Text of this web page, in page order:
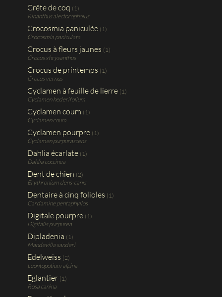
Crête de coq (1)
Rinanthus alectoropholus
Crocosmia paniculée (1)
Crocosmia paniculata
Crocus à fleurs jaunes (1)
Crocus xhrysanthus
Crocus de printemps (1)
Crocus vernus
Cyclamen à feuille de lierre (1)
Cyclamen hederifolium
Cyclamen coum (1)
Cyclamen coum
Cyclamen pourpre (1)
Cyclamen purpurascens
Dahlia écarlate (1)
Dahlia coccinea
Dent de chien (2)
Erythronium dens-canis
Dentaire à cinq folioles (1)
Cardamine pentaphyllos
Digitale pourpre (1)
Digitalis purpurea
Dipladenia (1)
Mandevilla sanderi
Edelweiss (2)
Leontopotium alpina
Eglantier (1)
Rosa canina